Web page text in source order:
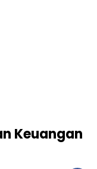
Keuangan